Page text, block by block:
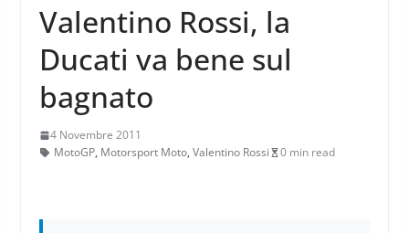
Valentino Rossi, la
Ducati va bene sul
bagnato
4 Novembre 2011
MotoGP, Motorsport Moto, Valentino Rossi 0 min read